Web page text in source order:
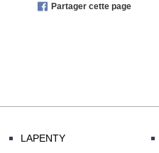
Partager cette page
LAPENTY